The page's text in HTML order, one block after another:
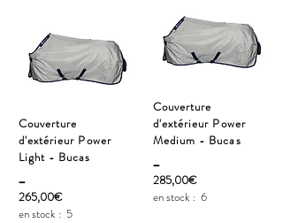
Couverture
d'extérieur Power
Light - Bucas
_
265,00€
en stock : 5
Couverture
d'extérieur Power
Medium - Bucas
_
285,00€
en stock : 6